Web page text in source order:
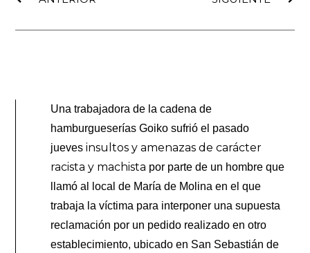
Una trabajadora de la cadena de
hamburgueserías Goiko sufrió el pasado
juevesinsultos y amenazas de carácter
racista y machista por parte de un hombre que
llamó al local de María de Molina en el que
trabaja la víctima para interponer una supuesta
reclamación por un pedido realizado en otro
establecimiento, ubicado en San Sebastián de